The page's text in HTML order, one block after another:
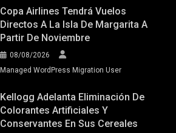
Copa Airlines Tendrá Vuelos
Directos A La Isla De Margarita A
Partir De Noviembre
08/08/2026
Managed WordPress Migration User
Kellogg Adelanta Eliminación De
Colorantes Artificiales Y
Conservantes En Sus Cereales